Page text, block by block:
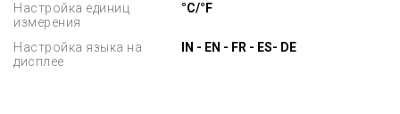
Настройка единиц
измерения
°C/°F
Настройка языка на
дисплее
IN - EN - FR - ES- DE